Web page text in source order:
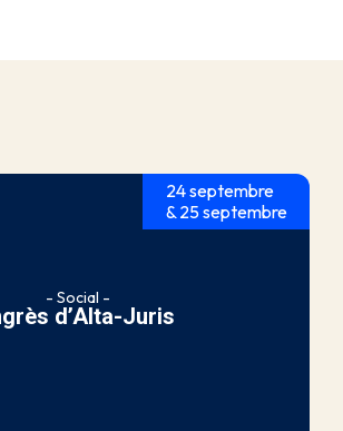
24 septembre
& 25 septembre
- Social -
d’Alta-Juris